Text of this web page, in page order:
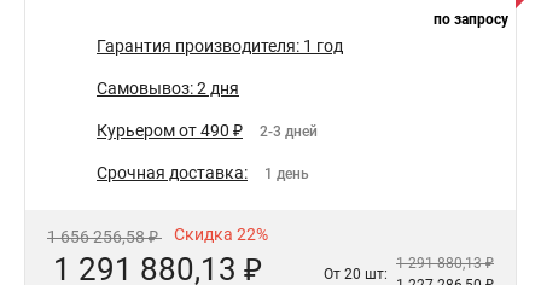
по запросу
Гарантия производителя: 1 год
Самовывоз: 2 дня
Курьером от 490 ₽ 2-3 дней
Срочная доставка: 1 день
1 656 256,58 ₽ Скидка 22%
1 291 880,13 ₽ От 20 шт:
1 291 880,13 ₽